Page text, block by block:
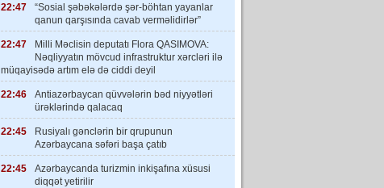
22:47
“Sosial şəbəkələrdə şər-böhtan yayanlar
qanun qarşısında cavab verməlidirlər”
22:47
Milli Məclisin deputatı Flora QASIMOVA:
Nəqliyyatın mövcud infrastruktur xərcləri ilə
müqayisədə artım elə də ciddi deyil
22:46
Antiazərbaycan qüvvələrin bəd niyyətləri
ürəklərində qalacaq
22:45
Rusiyalı gənclərin bir qrupunun
Azərbaycana səfəri başa çatıb
22:45
Azərbaycanda turizmin inkişafına xüsusi
diqqət yetirilir